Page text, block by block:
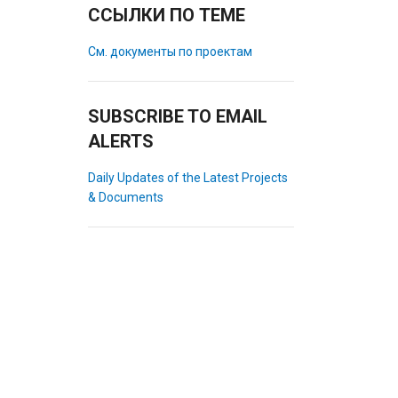
ССЫЛКИ ПО ТЕМЕ
См. документы по проектам
SUBSCRIBE TO EMAIL
ALERTS
Daily Updates of the Latest Projects
& Documents